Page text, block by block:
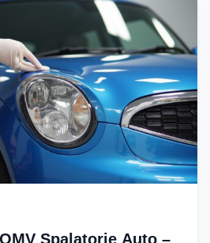
Spalatorie Auto –